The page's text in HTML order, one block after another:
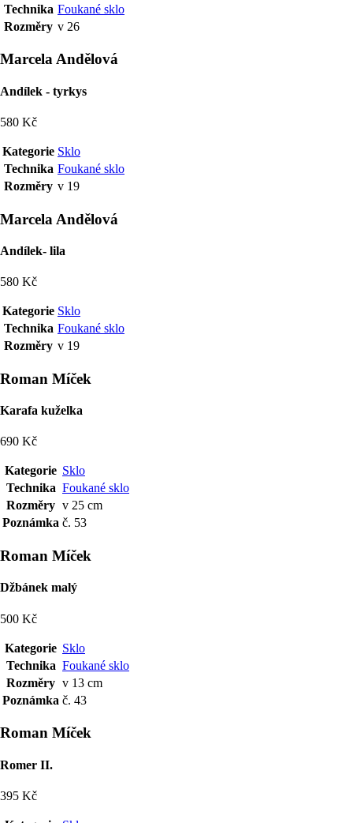
Technika Foukané sklo
Rozměry v 26
Marcela Andělová
Andílek - tyrkys
580 Kč
Kategorie Sklo
Technika Foukané sklo
Rozměry v 19
Marcela Andělová
Andílek- lila
580 Kč
Kategorie Sklo
Technika Foukané sklo
Rozměry v 19
Roman Míček
Karafa kuželka
690 Kč
Kategorie Sklo
Technika Foukané sklo
Rozměry v 25 cm
Poznámka č. 53
Roman Míček
Džbánek malý
500 Kč
Kategorie Sklo
Technika Foukané sklo
Rozměry v 13 cm
Poznámka č. 43
Roman Míček
Romer II.
395 Kč